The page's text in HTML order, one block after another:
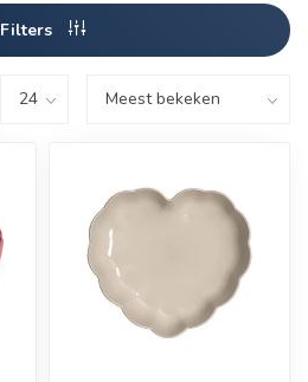
Filters